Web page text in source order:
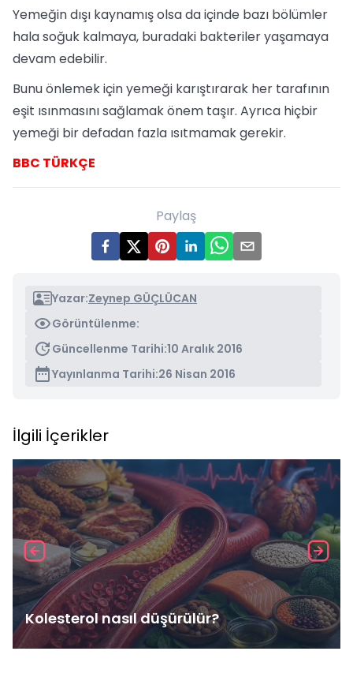
Yemeğin dışı kaynamış olsa da içinde bazı bölümler
hala soğuk kalmaya, buradaki bakteriler yaşamaya
devam edebilir.
Bunu önlemek için yemeği karıştırarak her tarafının
eşit ısınmasını sağlamak önem taşır. Ayrıca hiçbir
yemeği bir defadan fazla ısıtmamak gerekir.
BBC TÜRKÇE
Paylaş
Yazar:Zeynep GÜÇLÜCAN
Görüntülenme:
Güncellenme Tarihi:10 Aralık 2016
Yayınlanma Tarihi:26 Nisan 2016
İlgili İçerikler
Kolesterol nasıl düşürülür?